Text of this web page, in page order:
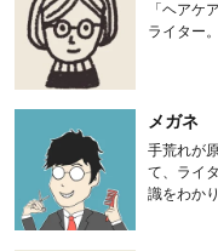
「ヘアケ
ライター
メガネ
手荒れが
て、ライ
識をわか